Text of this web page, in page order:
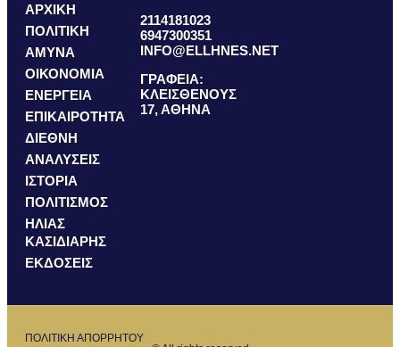
ΑΡΧΙΚΗ
ΠΟΛΙΤΙΚΗ
ΑΜΥΝΑ
ΟΙΚΟΝΟΜΙΑ
ΕΝΕΡΓΕΙΑ
ΕΠΙΚΑΙΡΟΤΗΤΑ
ΔΙΕΘΝΗ
ΑΝΑΛΥΣΕΙΣ
ΙΣΤΟΡΙΑ
ΠΟΛΙΤΙΣΜΟΣ
ΗΛΙΑΣ
ΚΑΣΙΔΙΑΡΗΣ
ΕΚΔΟΣΕΙΣ
2114181023
6947300351
INFO@ELLHNES.NET
ΓΡΑΦΕΙΑ:
ΚΛΕΙΣΘΕΝΟΥΣ
17, ΑΘΗΝΑ
ΠΟΛΙΤΙΚΗ ΑΠΟΡΡΗΤΟΥ